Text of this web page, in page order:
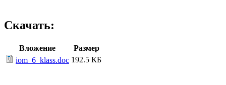
Скачать:
Вложение
Размер
iom_6_klass.doc 192.5 КБ